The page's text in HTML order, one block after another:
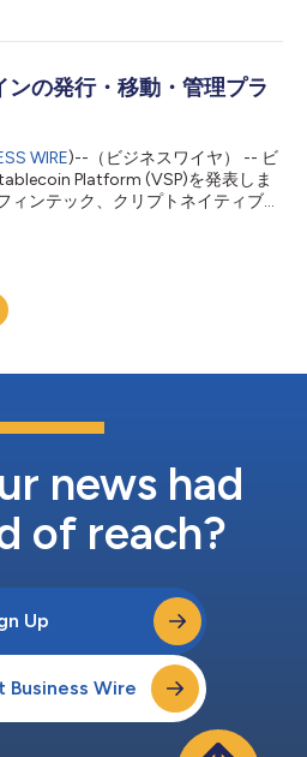
期間中、さらにその後にも大きな経
、国際旅行、デジタルコマースの大
この調査結果は、主要な国際イベン
ー」を生み出すことを示していま
テイメント、スポーツなどの主要イ
および集中的に活性化する商業活動
ミーと定義しています。 データに
ームを応援するために世界各地から
ンの発行・移動・管理プラ
WIRE)--（ビジネスワイヤ） -- ビ
Platform (VSP)を発表しま
ィンテック、クリプトネイティブ企
事業者がステーブルコインを簡単に
にします。まずは、Open Standard
ーブルコイン「Open
じたオンチェーン・ウォレット・イ
略責任者であるジャック・フォレ
います。「ステーブルコインは、プ
事業者に...
news had
of reach?
Up
Business Wire